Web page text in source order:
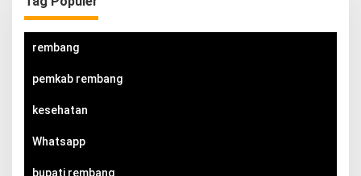
rembang
pemkab rembang
kesehatan
Whatsapp
bupati rembang